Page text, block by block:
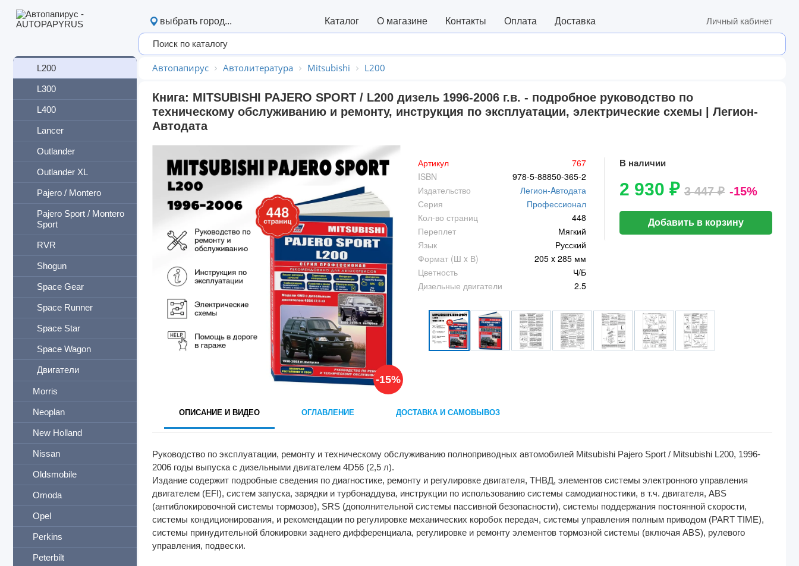
Galant
L200
L300
L400
Lancer
Outlander
Outlander XL
Pajero / Montero
Pajero Sport / Montero
Sport
RVR
Shogun
Space Gear
Space Runner
Space Star
Space Wagon
Двигатели
Morris
Neoplan
New Holland
Nissan
Oldsmobile
Omoda
Opel
Perkins
Peterbilt
выбрать город... Каталог О магазине Контакты Оплата Доставка Личный кабинет
Автопапирус Автолитература Mitsubishi L200
Книга: MITSUBISHI PAJERO SPORT / L200 дизель 1996-2006 г.в. - подробное руководство по
техническому обслуживанию и ремонту, инструкция по эксплуатации, электрические схемы | Легион-
Aвтодата
-15%
Артикул
767
ISBN
978-5-88850-365-2
Издательство
Легион-Aвтодата
Серия
Профессионал
Кол-во страниц
448
Переплет
Мягкий
Язык
Русский
Формат (Ш x В)
205 x 285 мм
Цветность
Ч/Б
Дизельные двигатели
2.5
В наличии
2 930 ₽3 447 ₽ -15%
Добавить в корзину
ОПИСАНИЕ И ВИДЕО ОГЛАВЛЕНИЕ ДОСТАВКА И САМОВЫВОЗ
Руководство по эксплуатации, ремонту и техническому обслуживанию полноприводных автомобилей Mitsubishi Pajero Sport / Mitsubishi L200, 1996-
2006 годы выпуска с дизельными двигателем 4D56 (2,5 л).
Издание содержит подробные сведения по диагностике, ремонту и регулировке двигателя, ТНВД, элементов системы электронного управления
двигателем (EFI), систем запуска, зарядки и турбонаддува, инструкции по использованию системы самодиагностики, в т.ч. двигателя, ABS
(антиблокировочной системы тормозов), SRS (дополнительной системы пассивной безопасности), системы поддержания постоянной скорости,
системы кондиционирования, и рекомендации по регулировке механических коробок передач, системы управления полным приводом (PART TIME),
системы принудительной блокировки заднего дифференциала, регулировке и ремонту элементов тормозной системы (включая ABS), рулевого
управления, подвески.